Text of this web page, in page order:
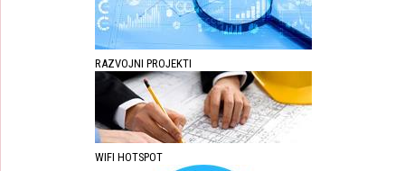
RAZVOJNI PROJEKTI
WIFI HOTSPOT